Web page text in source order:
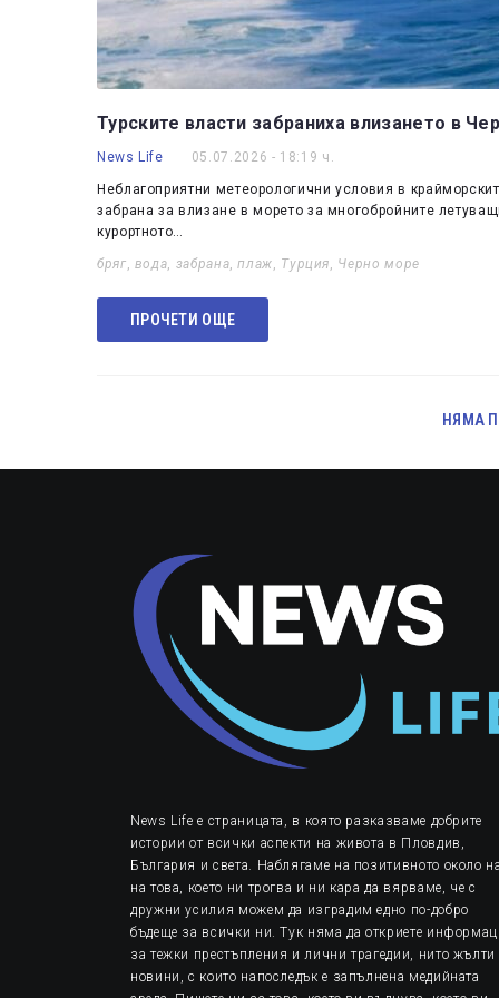
Турските власти забраниха влизането в
News Life 05.07.2026 - 18:19 ч.
Неблагоприятни метеорологични условия в
забрана за влизане в морето за многобройните
курортното…
бряг, вода, забрана,плаж, Турция, Черно море
ПРОЧЕТИ ОЩЕ
НЯМА
News Life е страницата, в която разказваме добрите
истории от всички аспекти на живота в Пловдив,
България и света. Наблягаме на позитивното около
на това, което ни трогва и ни кара да вярваме, че с
дружни усилия можем да изградим едно по-добро
бъдеще за всички ни. Тук няма да откриете
за тежки престъпления и лични трагедии, нито жълти
новини, с които напоследък е запълнена медийната